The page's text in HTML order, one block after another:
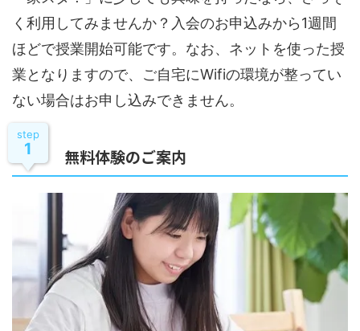
く利用してみませんか？入会のお申込みから1週間
ほどで授業開始可能です。なお、ネットを使った授
業となりますので、ご自宅にWifiの環境が整ってい
ない場合はお申し込みできません。
step
1 無料体験のご案内